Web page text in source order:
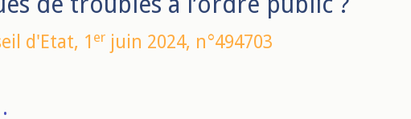
d'Etat, 1 er juin 2024, n°494703